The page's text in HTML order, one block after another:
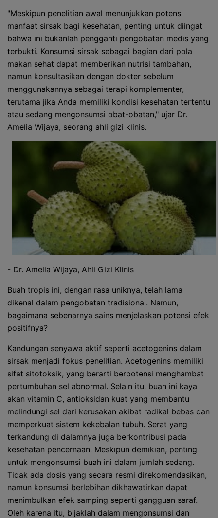
"Meskipun penelitian awal menunjukkan potensi
manfaat sirsak bagi kesehatan, penting untuk diingat
bahwa ini bukanlah pengganti pengobatan medis yang
terbukti. Konsumsi sirsak sebagai bagian dari pola
makan sehat dapat memberikan nutrisi tambahan,
namun konsultasikan dengan dokter sebelum
menggunakannya sebagai terapi komplementer,
terutama jika Anda memiliki kondisi kesehatan tertentu
atau sedang mengonsumsi obat-obatan," ujar Dr.
Amelia Wijaya, seorang ahli gizi klinis.
- Dr. Amelia Wijaya, Ahli Gizi Klinis
Buah tropis ini, dengan rasa uniknya, telah lama
dikenal dalam pengobatan tradisional. Namun,
bagaimana sebenarnya sains menjelaskan potensi efek
positifnya?
Kandungan senyawa aktif seperti acetogenins dalam
sirsak menjadi fokus penelitian. Acetogenins memiliki
sifat sitotoksik, yang berarti berpotensi menghambat
pertumbuhan sel abnormal. Selain itu, buah ini kaya
akan vitamin C, antioksidan kuat yang membantu
melindungi sel dari kerusakan akibat radikal bebas dan
memperkuat sistem kekebalan tubuh. Serat yang
terkandung di dalamnya juga berkontribusi pada
kesehatan pencernaan. Meskipun demikian, penting
untuk mengonsumsi buah ini dalam jumlah sedang.
Tidak ada dosis yang secara resmi direkomendasikan,
namun konsumsi berlebihan dikhawatirkan dapat
menimbulkan efek samping seperti gangguan saraf.
Oleh karena itu, bijaklah dalam mengonsumsi dan